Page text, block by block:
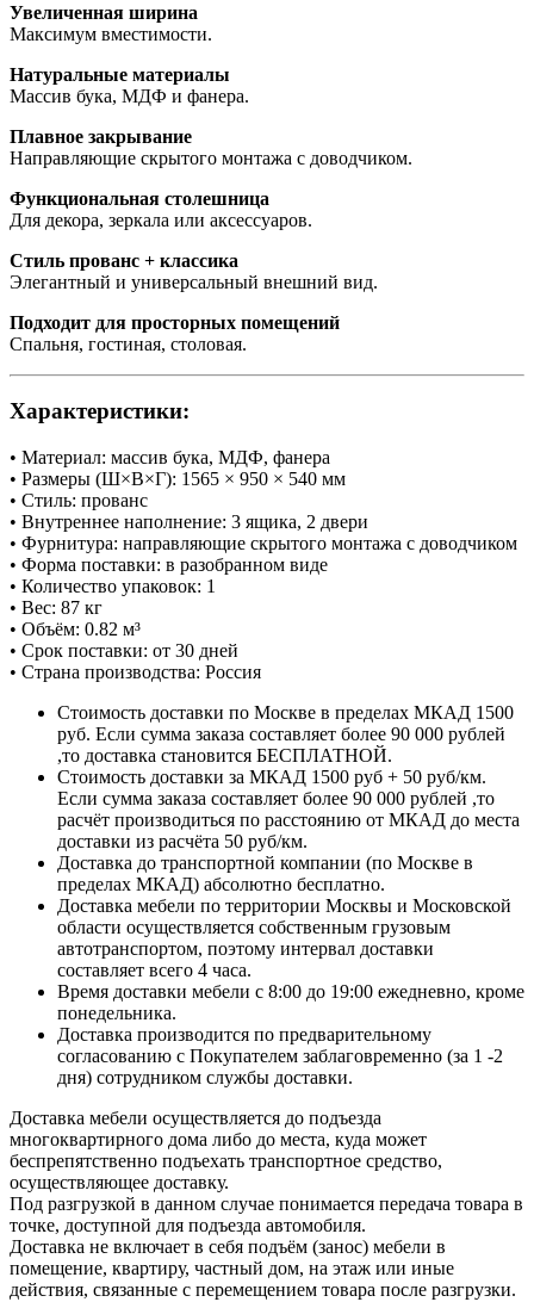
Увеличенная ширина
Максимум вместимости.
Натуральные материалы
Массив бука, МДФ и фанера.
Плавное закрывание
Направляющие скрытого монтажа с доводчиком.
Функциональная столешница
Для декора, зеркала или аксессуаров.
Стиль прованс + классика
Элегантный и универсальный внешний вид.
Подходит для просторных помещений
Спальня, гостиная, столовая.
Характеристики:
• Материал: массив бука, МДФ, фанера
• Размеры (Ш×В×Г): 1565 × 950 × 540 мм
• Стиль: прованс
• Внутреннее наполнение: 3 ящика, 2 двери
• Фурнитура: направляющие скрытого монтажа с доводчиком
• Форма поставки: в разобранном виде
• Количество упаковок: 1
• Вес: 87 кг
• Объём: 0.82 м³
• Срок поставки: от 30 дней
• Страна производства: Россия
Стоимость доставки по Москве в пределах МКАД 1500
руб. Если сумма заказа составляет более 90 000 рублей
,то доставка становится БЕСПЛАТНОЙ.
Стоимость доставки за МКАД 1500 руб + 50 руб/км.
Если сумма заказа составляет более 90 000 рублей ,то
расчёт производиться по расстоянию от МКАД до места
доставки из расчёта 50 руб/км.
Доставка до транспортной компании (по Москве в
пределах МКАД) абсолютно бесплатно.
Доставка мебели по территории Москвы и Московской
области осуществляется собственным грузовым
автотранспортом, поэтому интервал доставки
составляет всего 4 часа.
Время доставки мебели с 8:00 до 19:00 ежедневно, кроме
понедельника.
Доставка производится по предварительному
согласованию с Покупателем заблаговременно (за 1 -2
дня) сотрудником службы доставки.
Доставка мебели осуществляется до подъезда
многоквартирного дома либо до места, куда может
беспрепятственно подъехать транспортное средство,
осуществляющее доставку.
Под разгрузкой в данном случае понимается передача товара в
точке, доступной для подъезда автомобиля.
Доставка не включает в себя подъём (занос) мебели в
помещение, квартиру, частный дом, на этаж или иные
действия, связанные с перемещением товара после разгрузки.